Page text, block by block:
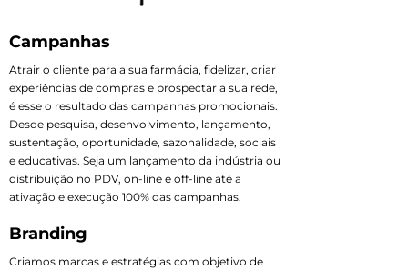
Campanhas
Atrair o cliente para a sua farmácia, fidelizar, criar
experiências de compras e prospectar a sua rede,
é esse o resultado das campanhas promocionais.
Desde pesquisa, desenvolvimento, lançamento,
sustentação, oportunidade, sazonalidade, sociais
e educativas. Seja um lançamento da indústria ou
distribuição no PDV, on-line e off-line até a
ativação e execução 100% das campanhas.
Branding
Criamos marcas e estratégias com objetivo de